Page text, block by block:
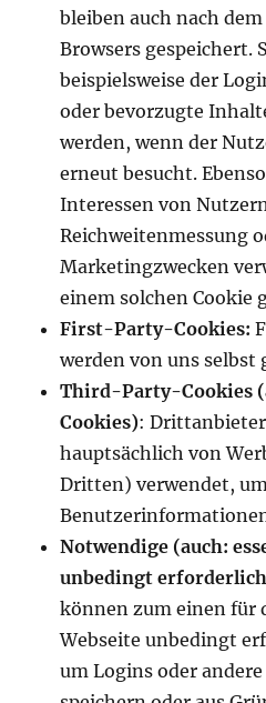
bleiben auch nach
Browsers gespeichert.
beispielsweise der
oder bevorzugte
werden, wenn der
erneut besucht.
Interessen von
Reichweitenmessung
Marketingzwecken
einem solchen Cookie
First-Party-Cookies:
werden von uns selbst
Third-Party-Cookies
Cookies):
hauptsächlich von
Dritten) verwendet,
Notwendige (auch:
unbedingt
können zum einen für
Webseite unbedingt
um Logins oder